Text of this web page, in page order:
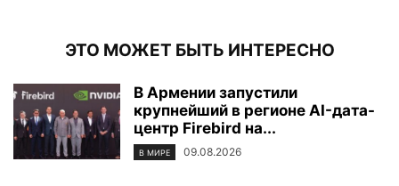
ЭТО МОЖЕТ БЫТЬ ИНТЕРЕСНО
В Армении запустили
крупнейший в регионе AI-дата-
центр Firebird на...
В МИРЕ 09.08.2026